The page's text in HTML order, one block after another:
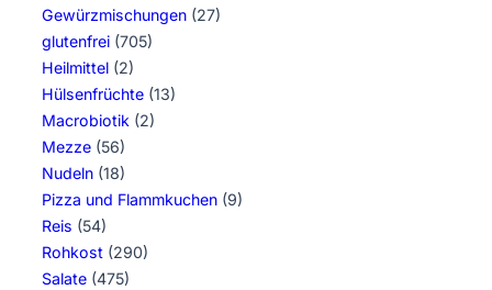
Gewürzmischungen (27)
glutenfrei (705)
Heilmittel (2)
Hülsenfrüchte (13)
Macrobiotik (2)
Mezze (56)
Nudeln (18)
Pizza und Flammkuchen (9)
Reis (54)
Rohkost (290)
Salate (475)